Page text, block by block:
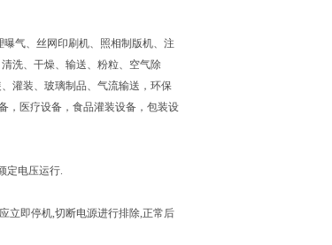
气、丝网印刷机、照相制版机、注
洗、干燥、输送、粉粒、空气除
灌装、玻璃制品、气流输送，环保
，医疗设备，食品灌装设备，包装设
定电压运行.
立即停机,切断电源进行排除,正常后